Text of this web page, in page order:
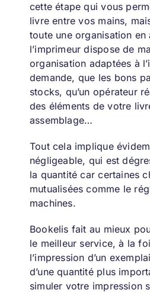
cette étape qui vous
livre entre vos mains,
toute une organisation en
l’imprimeur dispose de
organisation adaptées à
demande, que les bons
stocks, qu’un opérateur
des éléments de votre
assemblage…
Tout cela implique
négligeable, qui est
la quantité car certaines
mutualisées comme le
machines.
Bookelis fait au mieux
le meilleur service, à la
l’impression d’un
d’une quantité plus
simuler votre impression